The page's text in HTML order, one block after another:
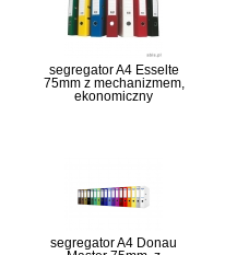
segregator A4 Esselte
75mm z mechanizmem,
ekonomiczny
segregator A4 Donau